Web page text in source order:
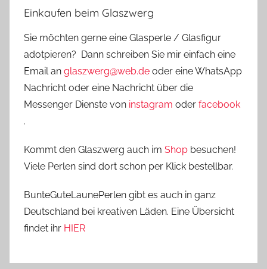
Einkaufen beim Glaszwerg
Sie möchten gerne eine Glasperle / Glasfigur
adotpieren? Dann schreiben Sie mir einfach eine
Email an glaszwerg@web.de oder eine WhatsApp
Nachricht oder eine Nachricht über die
Messenger Dienste von instagram oder facebook
.
Kommt den Glaszwerg auch im Shop besuchen!
Viele Perlen sind dort schon per Klick bestellbar.
BunteGuteLaunePerlen gibt es auch in ganz
Deutschland bei kreativen Läden. Eine Übersicht
findet ihr HIER